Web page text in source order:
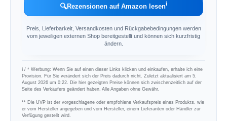
🔍Rezensionen auf Amazon lesenℹ︎
Preis, Lieferbarkeit, Versandkosten und Rückgabebedingungen werden
vom jeweiligen externen Shop bereitgestellt und können sich kurzfristig
ändern.
ℹ︎ / * Werbung: Wenn Sie auf einen dieser Links klicken und einkaufen, erhalte ich eine
Provision. Für Sie verändert sich der Preis dadurch nicht. Zuletzt aktualisiert am 5.
August 2026 um 0:22. Die hier gezeigten Preise können sich zwischenzeitlich auf der
Seite des Verkäufers geändert haben. Alle Angaben ohne Gewähr.
** Die UVP ist der vorgeschlagene oder empfohlene Verkaufspreis eines Produkts, wie
er vom Hersteller angegeben und vom Hersteller, einem Lieferanten oder Händler zur
Verfügung gestellt wird.